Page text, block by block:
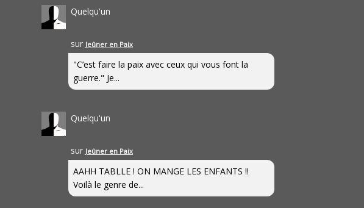
Quelqu'un
sur Jeûner en Paix
"C’est faire la paix avec ceux qui vous font la
guerre." Je...
Quelqu'un
sur Jeûner en Paix
AAHH TABLLE ! ON MANGE LES ENFANTS !!
Voilà le genre de...